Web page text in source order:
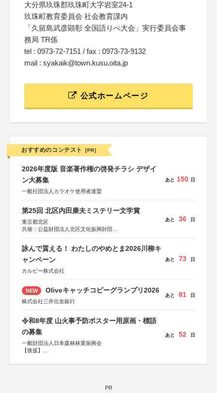
大分県玖珠郡玖珠町大字岩室24-1
玖珠町教育委員会 社会教育課内
「久留島武彦顕彰 全国語りべ大会」実行委員会事
務局 TR係
tel : 0973-72-7151 / fax : 0973-73-9132
mail : syakaik@town.kusu.oita.jp
公式ホームページ
おすすめのコンテスト [PR]
2026年度版 音楽著作権の啓発チラシ デザイ
ン大募集
一般社団法人カラオケ使用者連盟
あと 150 日
第25回 北区内田康夫ミステリー文学賞
東京都北区
共催：公益財団法人北区文化振興財団
協賛：株式会社実業之日本社
あと 36 日
詠んで貰える！ わたしのやめとま2026川柳キ
ャンペーン
カルビー株式会社
あと 73 日
NEW Oliveキャッチコピーグランプリ2026
株式会社三井住友銀行
あと 81 日
令和8年度 山火事予防ポスター用原画・標語
の募集
一般財団法人日本森林林業振興会
【後援】
会、森林火災対策協会
あと 52 日
PR